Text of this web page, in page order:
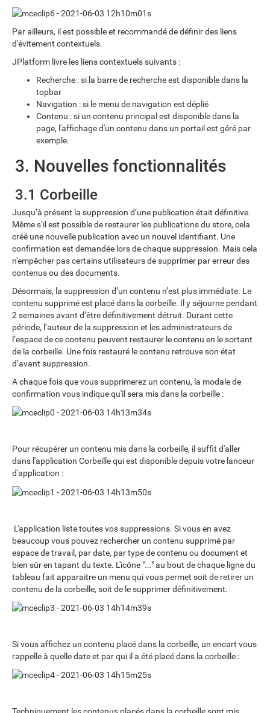
Par ailleurs, il est possible et recommandé de définir des liens
d'évitement contextuels.
JPlatform livre les liens contextuels suivants :
Recherche : si la barre de recherche est disponible dans la
topbar
Navigation : si le menu de navigation est déplié
Contenu : si un contenu principal est disponible dans la
page, l'affichage d'un contenu dans un portail est géré par
exemple.
3. Nouvelles fonctionnalités
3.1 Corbeille
Jusqu’à présent la suppression d’une publication était définitive.
Même s’il est possible de restaurer les publications du store, cela
créé une nouvelle publication avec un nouvel identifiant. Une
confirmation est demandée lors de chaque suppression. Mais cela
n'empêcher pas certains utilisateurs de supprimer par erreur des
contenus ou des documents.
Désormais, la suppression d’un contenu n’est plus immédiate. Le
contenu supprimé est placé dans la corbeille. Il y séjourne pendant
2 semaines avant d’être définitivement détruit. Durant cette
période, l’auteur de la suppression et les administrateurs de
l’espace de ce contenu peuvent restaurer le contenu en le sortant
de la corbeille. Une fois restauré le contenu retrouve son état
d’avant suppression.
A chaque fois que vous supprimerez un contenu, la modale de
confirmation vous indique qu'il sera mis dans la corbeille :
Pour récupérer un contenu mis dans la corbeille, il suffit d'aller
dans l'application Corbeille qui est disponible depuis votre lanceur
d'application :
L'application liste toutes vos suppressions. Si vous en avez
beaucoup vous pouvez rechercher un contenu supprimé par
espace de travail, par date, par type de contenu ou document et
bien sûr en tapant du texte. L'icône "..." au bout de chaque ligne du
tableau fait apparaitre un menu qui vous permet soit de retirer un
contenu de la corbeille, soit de le supprimer définitivement.
Si vous affichez un contenu placé dans la corbeille, un encart vous
rappelle à quelle date et par qui il a été placé dans la corbeille :